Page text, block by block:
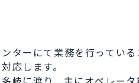
ターにて業務を行ってい
応します。